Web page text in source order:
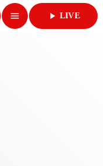
menu play_arrow LIVE
close